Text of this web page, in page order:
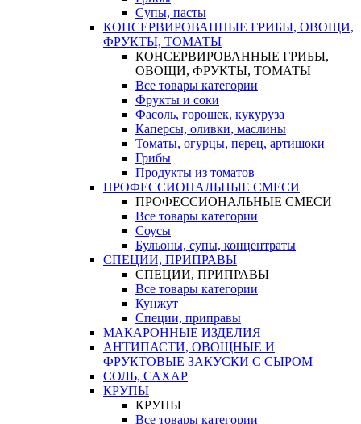
Супы, пасты
КОНСЕРВИРОВАННЫЕ ГРИБЫ, ОВОЩИ,
ФРУКТЫ, ТОМАТЫ
КОНСЕРВИРОВАННЫЕ ГРИБЫ,
ОВОЩИ, ФРУКТЫ, ТОМАТЫ
Все товары категории
Фрукты и соки
Фасоль, горошек, кукуруза
Каперсы, оливки, маслины
Томаты, огурцы, перец, артишоки
Грибы
Продукты из томатов
ПРОФЕССИОНАЛЬНЫЕ СМЕСИ
ПРОФЕССИОНАЛЬНЫЕ СМЕСИ
Все товары категории
Соусы
Бульоны, супы, концентраты
СПЕЦИИ, ПРИПРАВЫ
СПЕЦИИ, ПРИПРАВЫ
Все товары категории
Кунжут
Специи, приправы
МАКАРОННЫЕ ИЗДЕЛИЯ
АНТИПАСТИ, ОВОЩНЫЕ И
ФРУКТОВЫЕ ЗАКУСКИ С СЫРОМ
СОЛЬ, САХАР
КРУПЫ
КРУПЫ
Все товары категории